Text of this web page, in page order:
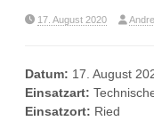
17. August 2020
Datum: 17. August
Einsatzart:
Einsatzort: Ried